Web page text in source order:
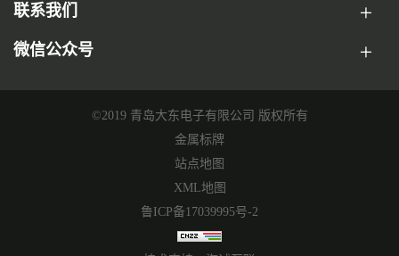
联系我们
微信公众号
©2019 青岛大东电子有限公司 版权所有
金属标牌
站点地图
XML地图
鲁ICP备17039995号-2